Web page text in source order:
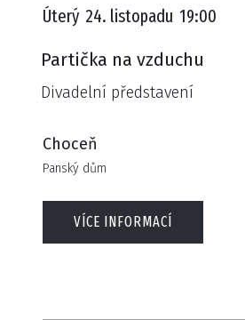
Úterý 24. listopadu 19:00
Partička na vzduchu
Divadelní představení
Choceň
Panský dům
VÍCE INFORMACÍ